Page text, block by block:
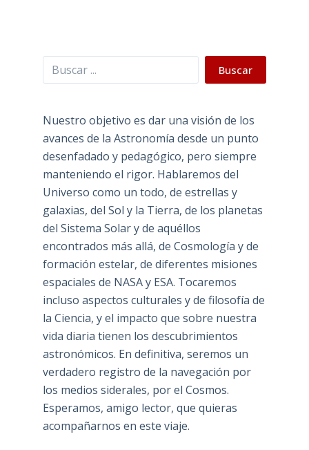
Buscar Buscar
Nuestro objetivo es dar una visión de los
avances de la Astronomía desde un punto
desenfadado y pedagógico, pero siempre
manteniendo el rigor. Hablaremos del
Universo como un todo, de estrellas y
galaxias, del Sol y la Tierra, de los planetas
del Sistema Solar y de aquéllos
encontrados más allá, de Cosmología y de
formación estelar, de diferentes misiones
espaciales de NASA y ESA. Tocaremos
incluso aspectos culturales y de filosofía de
la Ciencia, y el impacto que sobre nuestra
vida diaria tienen los descubrimientos
astronómicos. En definitiva, seremos un
verdadero registro de la navegación por
los medios siderales, por el Cosmos.
Esperamos, amigo lector, que quieras
acompañarnos en este viaje.